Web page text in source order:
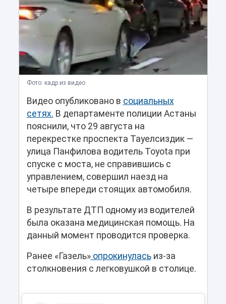
Фото: кадр из видео
Видео опубликовано в социальных
сетях. В департаменте полиции Астаны
пояснили, что 29 августа на
перекрестке проспекта Тауелсиздик —
улица Панфилова водитель Toyota при
спуске с моста, не справившись с
управлением, совершил наезд на
четыре впереди стоящих автомобиля.
В результате ДТП одному из водителей
была оказана медицинская помощь. На
данный момент проводится проверка.
Ранее «Газель»опрокинуласьиз-за
столкновения с легковушкой в столице.